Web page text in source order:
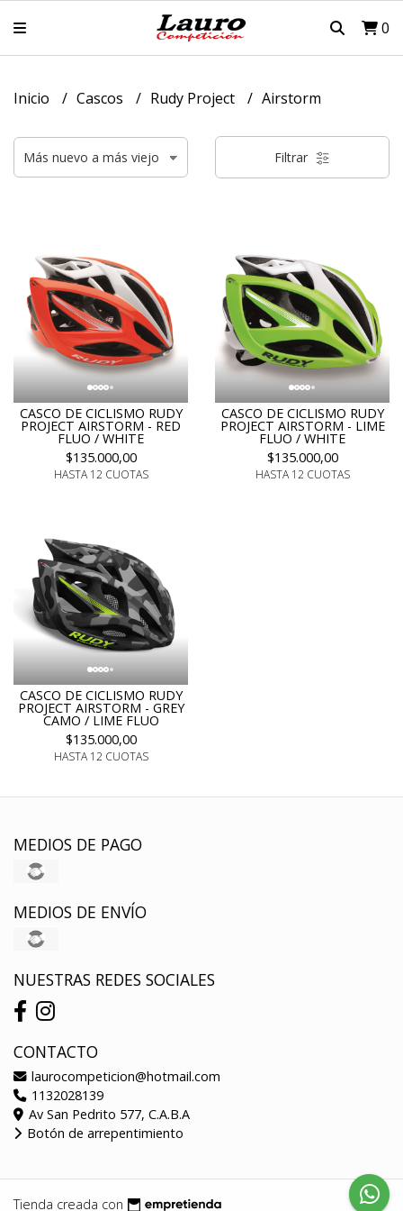
0
Inicio Cascos Rudy Project Airstorm
Filtrar
CASCO DE CICLISMO RUDY
PROJECT AIRSTORM - RED
FLUO / WHITE
$135.000,00
HASTA 12 CUOTAS
CASCO DE CICLISMO RUDY
PROJECT AIRSTORM - LIME
FLUO / WHITE
$135.000,00
HASTA 12 CUOTAS
CASCO DE CICLISMO RUDY
PROJECT AIRSTORM - GREY
CAMO / LIME FLUO
$135.000,00
HASTA 12 CUOTAS
MEDIOS DE PAGO
MEDIOS DE ENVÍO
NUESTRAS REDES SOCIALES
CONTACTO
laurocompeticion@hotmail.com
1132028139
Av San Pedrito 577, C.A.B.A
Botón de arrepentimiento
Tienda creada con